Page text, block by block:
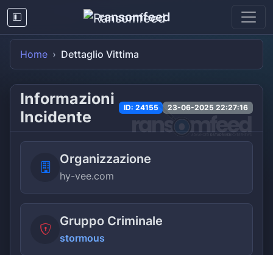
ransomfeed
Home Dettaglio Vittima
Informazioni
Incidente
ID: 24155 23-06-2025 22:27:16
Organizzazione
hy-vee.com
Gruppo Criminale
stormous